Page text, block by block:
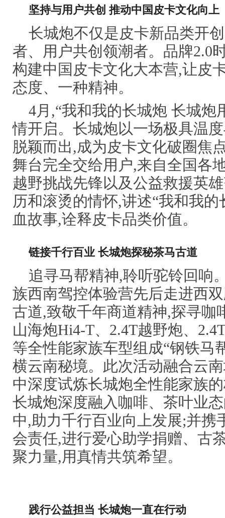
坚持与用户共创 推动中国皮卡文化向上
长城炮不仅是皮卡新品类开
者、用户共创领潮者。品牌2.0
构建中国皮卡文化大本营,让皮
态度、一种精神。
4月,“我和我的长城炮 长城炮
情开启。长城炮以一场极具温
脱颖而出,成为皮卡文化破圈焦
舞台完全交给用户,来自全国各
越野挑战先锋以及公益救援英
历和滚烫的情怀,讲述“我和我
血故事,诠释皮卡品类价值。
链接千行百业 长城炮探秘茶马古道
追寻马帮精神,聆听驼铃回响
族西南驾控体验营先后走进西
古道,致敬千年商道精神,探寻咖
山海炮Hi4-T、2.4T越野炮、
等全性能家族车型组成“钢铁马
横云南秘境。此次活动融合云
中深度试炼长城炮全性能家族
长城炮深度融入咖啡、茶叶业
中,助力千行百业向上发展;并携
会责任,进行爱心助学捐赠、古
聚力量,用真情共筑希望。
践行公益担当 长城炮一直在行动